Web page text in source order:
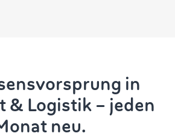
in
& Logistik – jeden
neu.